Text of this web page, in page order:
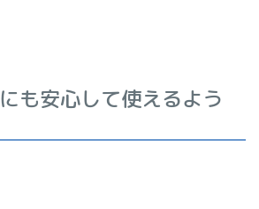
も安心して使えるよう